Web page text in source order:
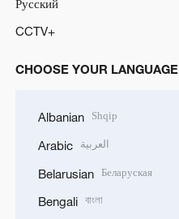
Русский
CCTV+
CHOOSE YOUR LANGUAGE
Albanian Shqip
Arabic العربية
Belarusian Беларуская
Bengali বাংলা